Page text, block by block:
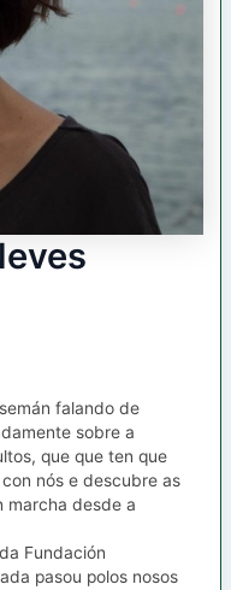
falando de
sobre a
que que ten que
nós e descubre as
marcha desde a
Fundación
pasou polos nosos